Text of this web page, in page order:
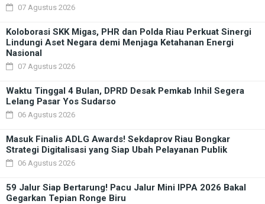
07 Agustus 2026
Koloborasi SKK Migas, PHR dan Polda Riau Perkuat Sinergi
Lindungi Aset Negara demi Menjaga Ketahanan Energi
Nasional
07 Agustus 2026
Waktu Tinggal 4 Bulan, DPRD Desak Pemkab Inhil Segera
Lelang Pasar Yos Sudarso
06 Agustus 2026
Masuk Finalis ADLG Awards! Sekdaprov Riau Bongkar
Strategi Digitalisasi yang Siap Ubah Pelayanan Publik
06 Agustus 2026
59 Jalur Siap Bertarung! Pacu Jalur Mini IPPA 2026 Bakal
Gegarkan Tepian Ronge Biru